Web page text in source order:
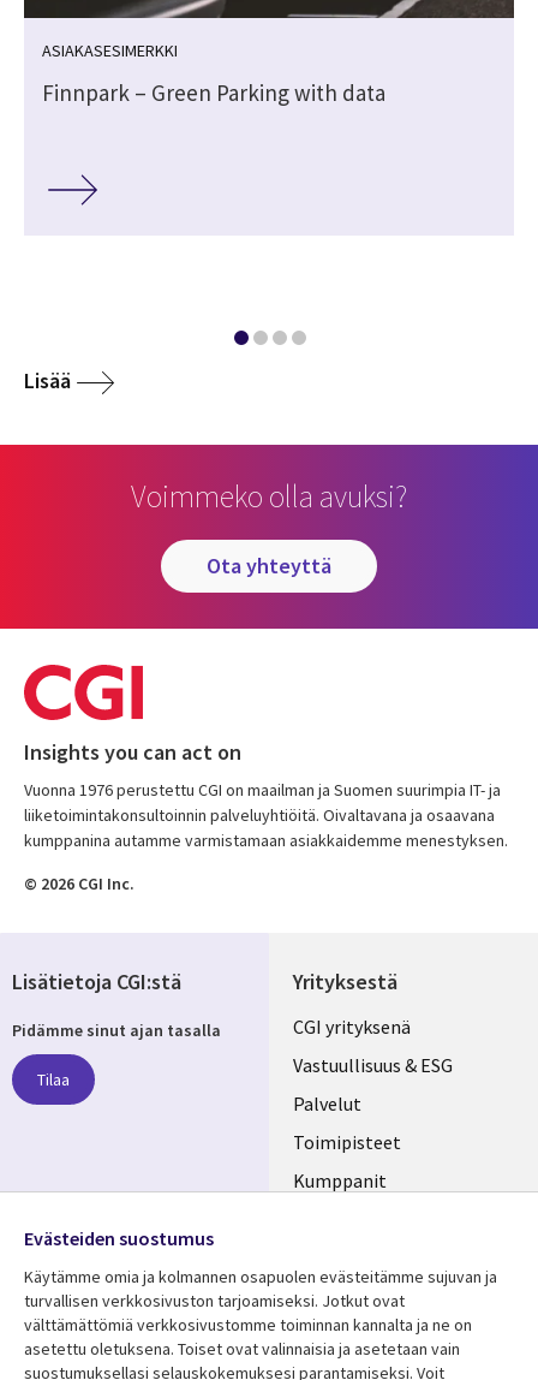
ASIAKASESIMERKKI
Finnpark – Green Parking with data
Lisää
Voimmeko olla avuksi?
ota yhteyttä
Insights you can act on
Vuonna 1976 perustettu CGI on maailman ja Suomen suurimpia IT- ja
liiketoimintakonsultoinnin palveluyhtiöitä. Oivaltavana ja osaavana
kumppanina autamme varmistamaan asiakkaidemme menestyksen.
© 2026 CGI Inc.
Yrityksestä
Useful
links
FINLAND
CGI yrityksenä
Vastuullisuus & ESG
Palvelut
Toimipisteet
Kumppanit
Resurssikeskus Lisätietoa
Lisätietoja CGI:stä
Pidämme sinut ajan tasalla
Tilaa
Media
FINLAND
Evästeiden suostumus
Käytämme omia ja kolmannen osapuolen evästeitämme sujuvan ja
turvallisen verkkosivuston tarjoamiseksi. Jotkut ovat
välttämättömiä verkkosivustomme toiminnan kannalta ja ne on
asetettu oletuksena. Toiset ovat valinnaisia ​​ja asetetaan vain
suostumuksellasi selauskokemuksesi parantamiseksi. Voit